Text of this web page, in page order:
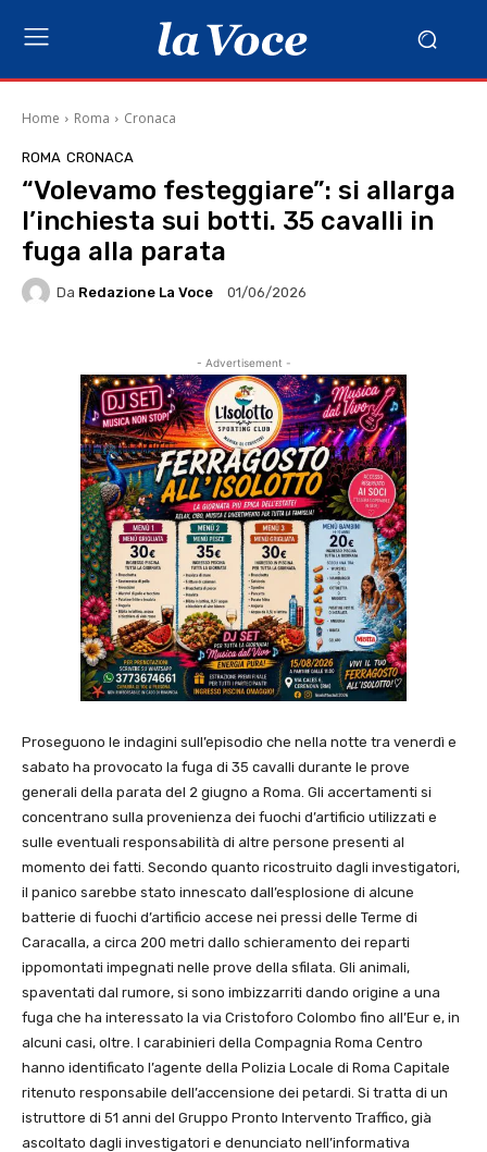
Home Roma Cronaca
ROMA CRONACA
“Volevamo festeggiare”: si allarga
l’inchiesta sui botti. 35 cavalli in
fuga alla parata
Da Redazione La Voce 01/06/2026
- Advertisement -
Proseguono le indagini sull’episodio che nella notte tra venerdì e
sabato ha provocato la fuga di 35 cavalli durante le prove
generali della parata del 2 giugno a Roma. Gli accertamenti si
concentrano sulla provenienza dei fuochi d’artificio utilizzati e
sulle eventuali responsabilità di altre persone presenti al
momento dei fatti. Secondo quanto ricostruito dagli investigatori,
il panico sarebbe stato innescato dall’esplosione di alcune
batterie di fuochi d’artificio accese nei pressi delle Terme di
Caracalla, a circa 200 metri dallo schieramento dei reparti
ippomontati impegnati nelle prove della sfilata. Gli animali,
spaventati dal rumore, si sono imbizzarriti dando origine a una
fuga che ha interessato la via Cristoforo Colombo fino all’Eur e, in
alcuni casi, oltre. I carabinieri della Compagnia Roma Centro
hanno identificato l’agente della Polizia Locale di Roma Capitale
ritenuto responsabile dell’accensione dei petardi. Si tratta di un
istruttore di 51 anni del Gruppo Pronto Intervento Traffico, già
ascoltato dagli investigatori e denunciato nell’informativa